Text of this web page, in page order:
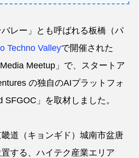
レー」とも呼ばれる板橋（パ
Techno Valleyで開催された
Meetup」で、スタートア
の独自のAIプラットフォ
SFGOC」を取材しました。
道（キョンギド）城南市盆唐
置する、ハイテク産業エリア